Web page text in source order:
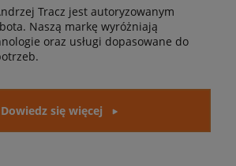
Tracz jest autoryzowanym
Naszą markę wyróżniają
oraz usługi dopasowane do
Dowiedz się więcej